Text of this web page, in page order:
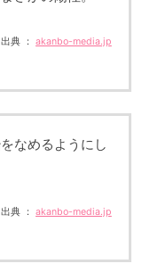
出典 ：akanbo-media.jp
なめるようにし
出典 ：akanbo-media.jp